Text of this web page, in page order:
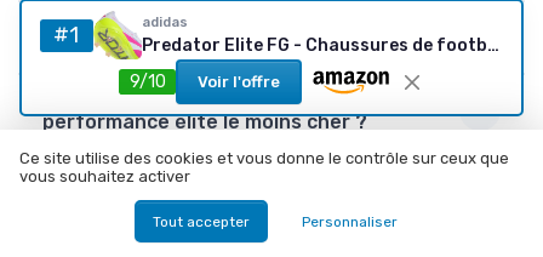
Quel est le meilleur chaussures de football
performance élite ?
Quel est le chaussures de football
performance élite le moins cher ?
Quel est le chaussures de football
Comment choisir un chaussures de
#1 adidas
Predator Elite FG - Chaussures de football homme, Blanc, 42 EU
9/10
Voir l'offre
Ce site utilise des cookies et vous donne le contrôle sur ceux que
vous souhaitez activer
Tout accepter Personnaliser